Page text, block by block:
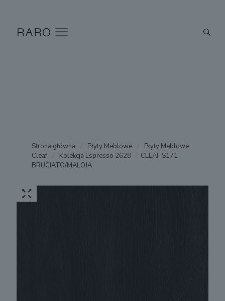
Strona główna Płyty Meblowe
Płyty Meblowe
Cleaf
Kolekcja Espresso 2628
CLEAF S171
BRUCIATO/MALOJA